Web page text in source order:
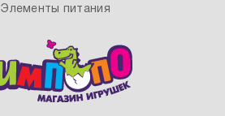
Элементы питания